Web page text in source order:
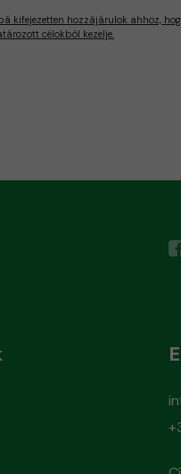
kifejezetten hozzájárulok ahhoz,
célokból kezelje.